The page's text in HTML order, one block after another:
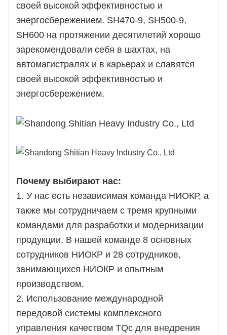
своей высокой эффективностью и
энергосбережением. SH470-9, SH500-9,
SH600 на протяжении десятилетий хорошо
зарекомендовали себя в шахтах, на
автомагистралях и в карьерах и славятся
своей высокой эффективностью и
энергосбережением.
Почему выбирают нас:
1. У нас есть независимая команда НИОКР, а
также мы сотрудничаем с тремя крупными
командами для разработки и модернизации
продукции. В нашей команде 8 основных
сотрудников НИОКР и 28 сотрудников,
занимающихся НИОКР и опытным
производством.
2. Использование международной
передовой системы комплексного
управления качеством TQc для внедрения